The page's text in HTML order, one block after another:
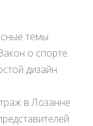
темы
о спорте.
дизайн
в Лозанне